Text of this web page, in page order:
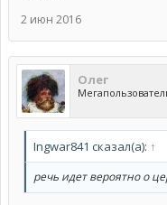
2 июн 2016
Олег
Ingwar841 сказал(а): ↑
речь идет вероятно о